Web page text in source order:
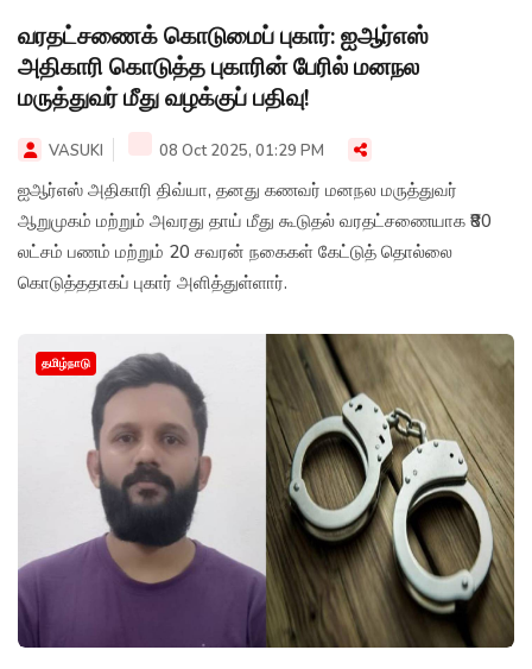
வரதட்சணைக் கொடுமைப் புகார்: ஐஆர்எஸ்
அதிகாரி கொடுத்த புகாரின் பேரில் மனநல
மருத்துவர் மீது வழக்குப் பதிவு!
VASUKI 08 Oct 2025, 01:29 PM
ஐஆர்எஸ் அதிகாரி திவ்யா, தனது கணவர் மனநல மருத்துவர்
ஆறுமுகம் மற்றும் அவரது தாய் மீது கூடுதல் வரதட்சணையாக ₹80
லட்சம் பணம் மற்றும் 20 சவரன் நகைகள் கேட்டுத் தொல்லை
கொடுத்ததாகப் புகார் அளித்துள்ளார்.
தமிழ்நாடு